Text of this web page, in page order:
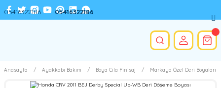
Anasayfa Ayakkabı Bakım Boya Cila Finisaj Markaya Özel Deri Boyaları
05416322186 05416322186